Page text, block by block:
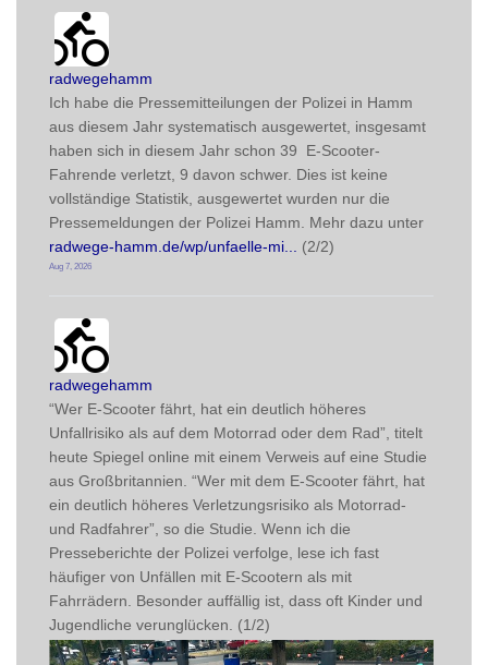
radwegehamm avatar
radwegehamm
Ich habe die Pressemitteilungen der Polizei in Hamm
aus diesem Jahr systematisch ausgewertet, insgesamt
haben sich in diesem Jahr schon 39  E-Scooter-
Fahrende verletzt, 9 davon schwer. Dies ist keine
vollständige Statistik, ausgewertet wurden nur die
Pressemeldungen der Polizei Hamm. Mehr dazu unter
radwege-hamm.de/wp/unfaelle-mi
(2/2)
Aug 7, 2026
radwegehamm avatar
radwegehamm
“Wer E-Scooter fährt, hat ein deutlich höheres
Unfallrisiko als auf dem Motorrad oder dem Rad”, titelt
heute Spiegel online mit einem Verweis auf eine Studie
aus Großbritannien. “Wer mit dem E-Scooter fährt, hat
ein deutlich höheres Verletzungsrisiko als Motorrad-
und Radfahrer”, so die Studie. Wenn ich die
Presseberichte der Polizei verfolge, lese ich fast
häufiger von Unfällen mit E-Scootern als mit
Fahrrädern. Besonder auffällig ist, dass oft Kinder und
Jugendliche verunglücken. (1/2)